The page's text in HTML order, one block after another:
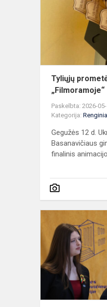
Tyliųjų
„Filmoramoje“
Paskelbta: 2026-
Kategorija:
Gegužės 12 d.
Basanavičiaus
finalinis